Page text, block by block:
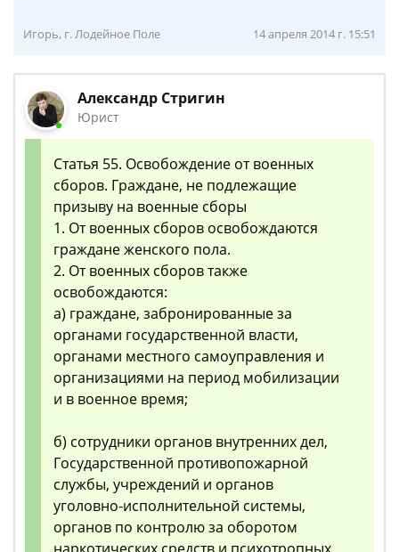
Игорь, г. Лодейное Поле 14 апреля 2014 г. 15:51
Александр Стригин
Юрист
Статья 55. Освобождение от военных
сборов. Граждане, не подлежащие
призыву на военные сборы
1. От военных сборов освобождаются
граждане женского пола.
2. От военных сборов также
освобождаются:
а) граждане, забронированные за
органами государственной власти,
органами местного самоуправления и
организациями на период мобилизации
и в военное время;
б) сотрудники органов внутренних дел,
Государственной противопожарной
службы, учреждений и органов
уголовно-исполнительной системы,
органов по контролю за оборотом